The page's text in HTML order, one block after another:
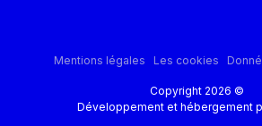
Mentions légales Les cookies
Copyright 2026 ©
Développement et hébergement